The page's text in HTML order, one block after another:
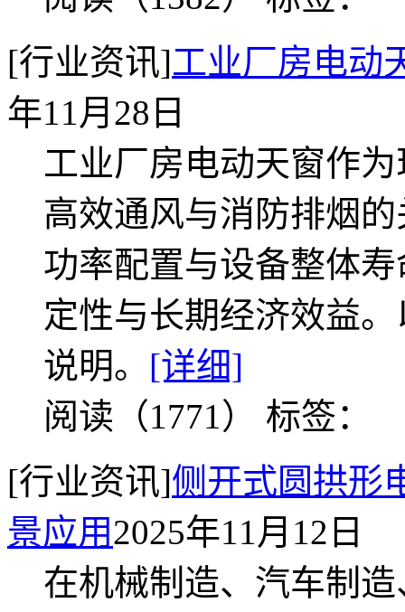
[行业资讯]工业厂房电动
年11月28日
工业厂房电动天窗作
高效通风与消防排烟
功率配置与设备整体
定性与长期经济效益
说明。 [详细]
阅读（1771） 标签：
[行业资讯]侧开式圆拱形
景应用2025年11月12日
在机械制造、汽车制